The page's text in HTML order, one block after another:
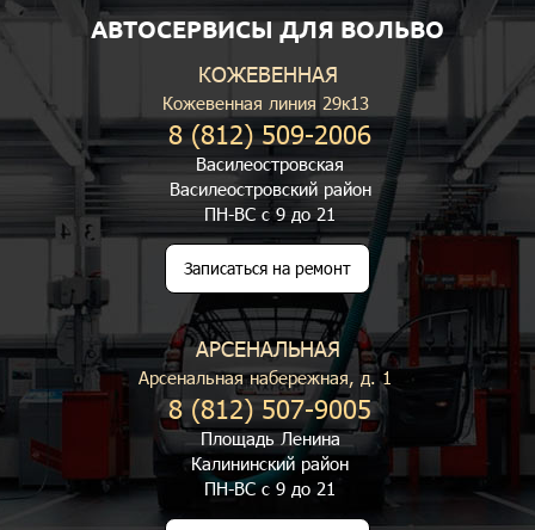
АВТОСЕРВИСЫ ДЛЯ ВОЛЬВО
КОЖЕВЕННАЯ
Кожевенная линия 29к13
8 (812) 509-2006
Василеостровская
Василеостровский район
ПН-ВС с 9 до 21
Записаться на ремонт
АРСЕНАЛЬНАЯ
Арсенальная набережная, д. 1
8 (812) 507-9005
Площадь Ленина
Калининский район
ПН-ВС с 9 до 21